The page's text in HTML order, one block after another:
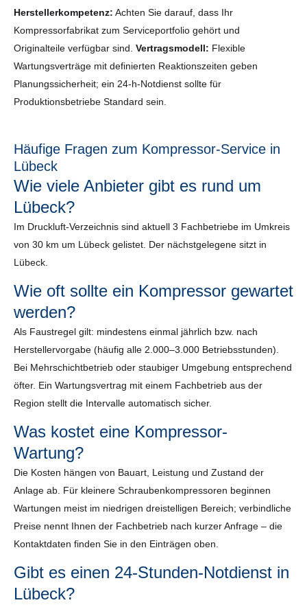
Herstellerkompetenz: Achten Sie darauf, dass Ihr
Kompressorfabrikat zum Serviceportfolio gehört und
Originalteile verfügbar sind. Vertragsmodell: Flexible
Wartungsverträge mit definierten Reaktionszeiten geben
Planungssicherheit; ein 24-h-Notdienst sollte für
Produktionsbetriebe Standard sein.
Häufige Fragen zum Kompressor-Service in
Lübeck
Wie viele Anbieter gibt es rund um
Lübeck?
Im Druckluft-Verzeichnis sind aktuell 3 Fachbetriebe im Umkreis
von 30 km um Lübeck gelistet. Der nächstgelegene sitzt in
Lübeck.
Wie oft sollte ein Kompressor gewartet
werden?
Als Faustregel gilt: mindestens einmal jährlich bzw. nach
Herstellervorgabe (häufig alle 2.000–3.000 Betriebsstunden).
Bei Mehrschichtbetrieb oder staubiger Umgebung entsprechend
öfter. Ein Wartungsvertrag mit einem Fachbetrieb aus der
Region stellt die Intervalle automatisch sicher.
Was kostet eine Kompressor-
Wartung?
Die Kosten hängen von Bauart, Leistung und Zustand der
Anlage ab. Für kleinere Schraubenkompressoren beginnen
Wartungen meist im niedrigen dreistelligen Bereich; verbindliche
Preise nennt Ihnen der Fachbetrieb nach kurzer Anfrage – die
Kontaktdaten finden Sie in den Einträgen oben.
Gibt es einen 24-Stunden-Notdienst in
Lübeck?